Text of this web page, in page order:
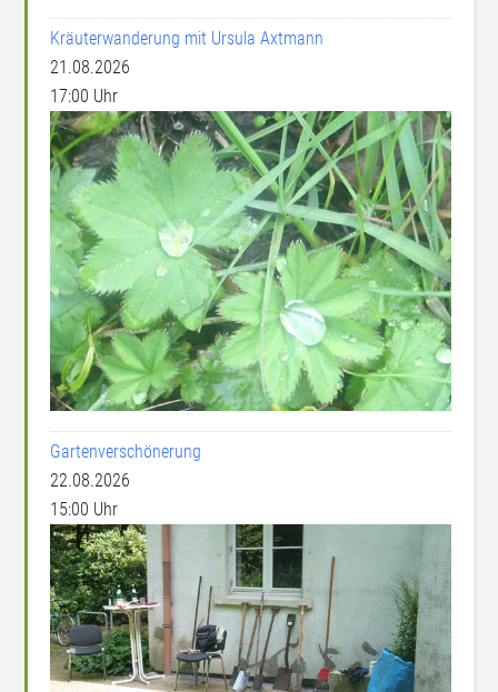
Kräuterwanderung mit Ursula Axtmann
21.08.2026
17:00 Uhr
Gartenverschönerung
22.08.2026
15:00 Uhr